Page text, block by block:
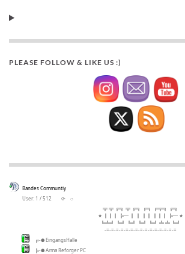
PLEASE FOLLOW & LIKE US :)
Bandes Communtiy
User: 1 / 512
⟳
◌
╦ ╦ ╔╗ ╦ ╔╗ ╔╗ ╔╦╗ ╔╗
★ ║║║ ╠─ ║ ║ ║║ ║║║ ╠─ ★
╚╩╝ ╚╝ ╚╝ ╚╝ ╚╝ ╩ ╩ ╚╝
-=-=-=-=-=-=-=-=-=-=-=-=-=-=-=
╔-● EingangsHalle
╠-● Arma Reforger PC